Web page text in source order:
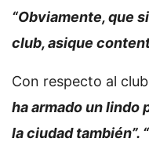
“Obviamente, que
club, asique
Con respecto al
ha armado un lindo
la ciudad también”.